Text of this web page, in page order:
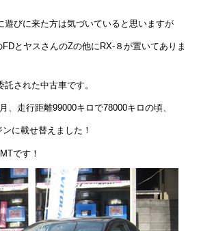
遊びに来た方は気づいていると思いますが
とヤスさんのZの他にRX-８が置いてありま
された中古車です。
走行距離99000キロで78000キロの頃、
に載せ替えました！
です！